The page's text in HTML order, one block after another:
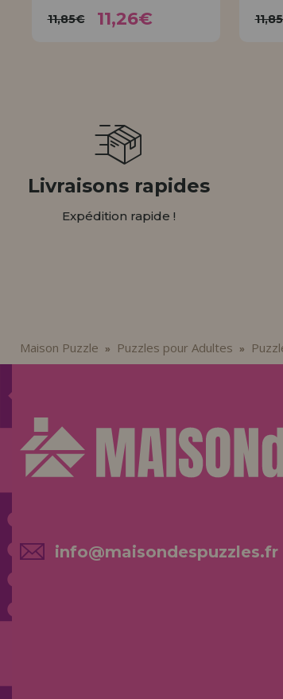
11,85€ 11,26€
Livraisons rapides
Expédition rapide !
Maison Puzzle » Puzzles pour Adultes »
info@maisondespuzzles.fr